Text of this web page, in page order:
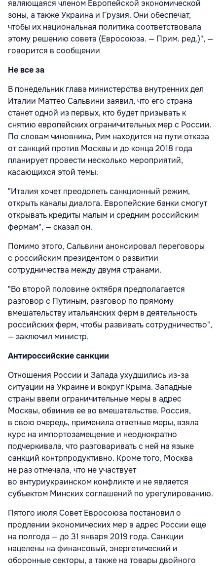
являющаяся членом Европейской экономической
зоны, а также Украина и Грузия. Они обеспечат,
чтобы их национальная политика соответствовала
этому решению совета (Евросоюза. — Прим. ред.)", —
говорится в сообщении
Не все за
В понедельник глава министерства внутренних дел
Италии Маттео Сальвини заявил, что его страна
станет одной из первых, кто будет призывать к
снятию европейских ограничительных мер с России.
По словам чиновника, Рим находится на пути отказа
от санкций против Москвы и до конца 2018 года
планирует провести несколько мероприятий,
касающихся этой темы.
"Италия хочет преодолеть санкционный режим,
открыть каналы диалога. Европейские банки смогут
открывать кредиты малым и средним российским
фермам", — сказал он.
Помимо этого, Сальвини анонсировал переговоры
с российским президентом о развитии
сотрудничества между двумя странами.
"Во второй половине октября предполагается
разговор с Путиным, разговор по прямому
вмешательству итальянских ферм в деятельность
российских ферм, чтобы развивать сотрудничество",
— заключил министр.
Антироссийские санкции
Отношения России и Запада ухудшились из-за
ситуации на Украине и вокруг Крыма. Западные
страны ввели ограничительные меры в адрес
Москвы, обвинив ее во вмешательстве. Россия,
в свою очередь, применила ответные меры, взяла
курс на импортозамещение и неоднократно
подчеркивала, что разговаривать с ней на языке
санкций контрпродуктивно. Кроме того, Москва
не раз отмечала, что не участвует
во внтуриукраинском конфликте и не является
субъектом Минских соглашений по урегулированию.
Пятого июля Совет Евросоюза постановил о
продлении экономических мер в адрес России еще
на полгода — до 31 января 2019 года. Санкции
нацелены на финансовый, энергетический и
оборонные секторы, а также на товары двойного